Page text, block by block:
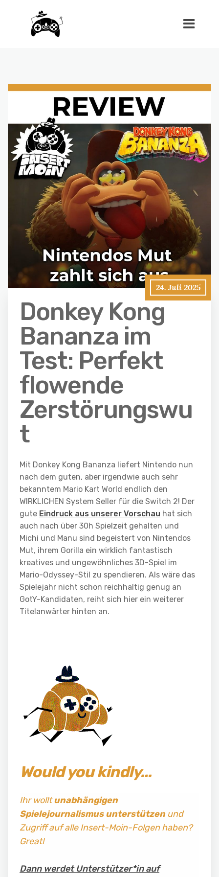
24. Juli 2025
Donkey Kong
Bananza im
Test: Perfekt
flowende
Zerstörungswu
t
Mit Donkey Kong Bananza liefert Nintendo nun
nach dem guten, aber irgendwie auch sehr
bekanntem Mario Kart World endlich den
WIRKLICHEN System Seller für die Switch 2! Der
gute Eindruck aus unserer Vorschau hat sich
auch nach über 30h Spielzeit gehalten und
Michi und Manu sind begeistert von Nintendos
Mut, ihrem Gorilla ein wirklich fantastisch
kreatives und ungewöhnliches 3D-Spiel im
Mario-Odyssey-Stil zu spendieren. Als wäre das
Spielejahr nicht schon reichhaltig genug an
GotY-Kandidaten, reiht sich hier ein weiterer
Titelanwärter hinten an.
Would you kindly…
Ihr wolltunabhängigen
Spielejournalismus unterstützenund
Zugriff auf alle Insert-Moin-Folgen haben?
Great!
Dann werdet Unterstützer*in auf